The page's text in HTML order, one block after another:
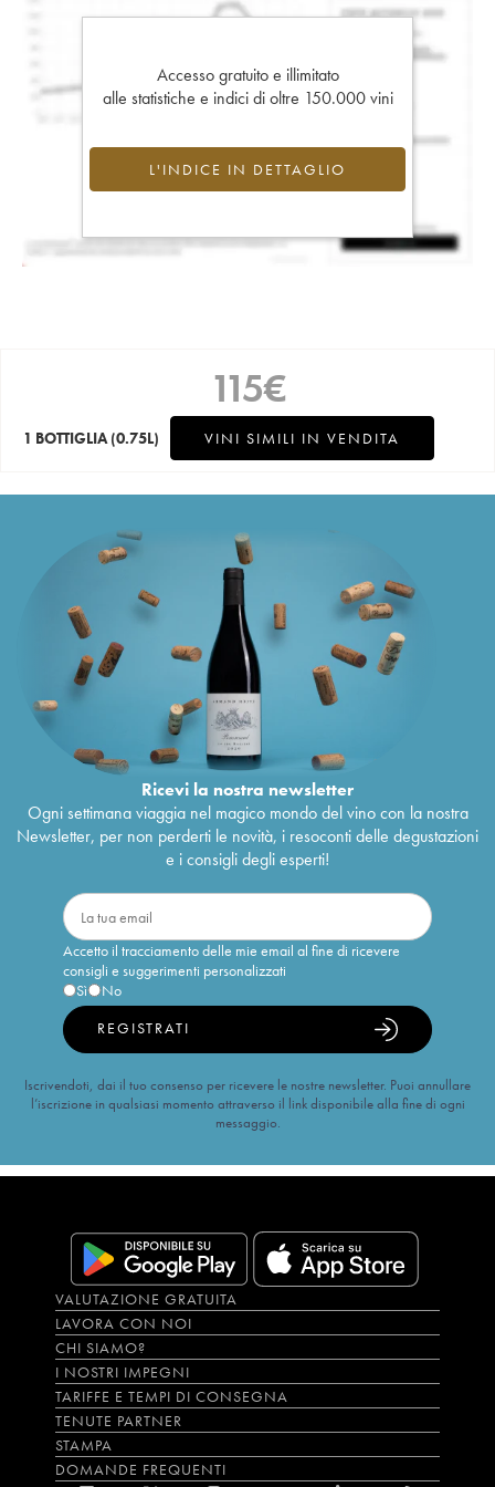
Accesso gratuito e illimitato
alle statistiche e indici di oltre 150.000 vini
L'INDICE IN DETTAGLIO
115€
1 BOTTIGLIA (0.75L) VINI SIMILI IN VENDITA
Ricevi la nostra newsletter
Ogni settimana viaggia nel magico mondo del vino con la nostra
Newsletter, per non perderti le novità, i resoconti delle degustazioni
e i consigli degli esperti!
Accetto il tracciamento delle mie email al fine di ricevere
consigli e suggerimenti personalizzati
Sì
No
REGISTRATI
Iscrivendoti, dai il tuo consenso per ricevere le nostre newsletter. Puoi annullare
l’iscrizione in qualsiasi momento attraverso il link disponibile alla fine di ogni
messaggio.
VALUTAZIONE GRATUITA
LAVORA CON NOI
CHI SIAMO?
I NOSTRI IMPEGNI
TARIFFE E TEMPI DI CONSEGNA
TENUTE PARTNER
STAMPA
DOMANDE FREQUENTI